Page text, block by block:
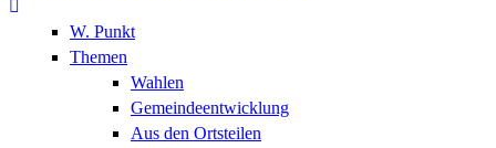
W. Punkt
Themen
Wahlen
Gemeindeentwicklung
Aus den Ortsteilen